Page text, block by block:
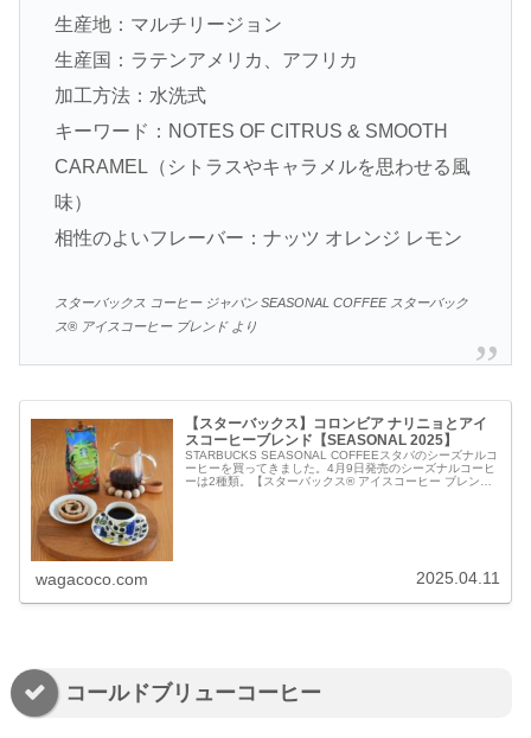
生産地：マルチリージョン
生産国：ラテンアメリカ、アフリカ
加工方法：水洗式
キーワード：NOTES OF CITRUS & SMOOTH
CARAMEL（シトラスやキャラメルを思わせる風
味）
相性のよいフレーバー：ナッツ オレンジ レモン
スターバックス コーヒー ジャパン SEASONAL COFFEE スターバック
ス® アイスコーヒー ブレンド より
【スターバックス】コロンビア ナリニョとアイ
スコーヒーブレンド【SEASONAL 2025】
STARBUCKS SEASONAL COFFEEスタバのシーズナルコ
ーヒーを買ってきました。4月9日発売のシーズナルコーヒ
ーは2種類。【スターバックス® アイスコーヒー ブレン
wagacoco.com 2025.04.11
コールドブリューコーヒー